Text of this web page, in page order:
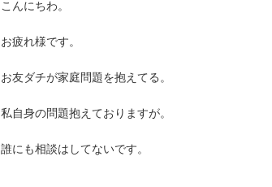
こんにちわ。
お疲れ様です。
お友ダチが家庭問題を抱えてる。
私自身の問題抱えておりますが。
誰にも相談はしてないです。